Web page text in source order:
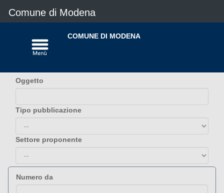
Comune di Modena
COMUNE DI MODENA
Oggetto
Tipo pubblicazione
Settore proponente
Numero da